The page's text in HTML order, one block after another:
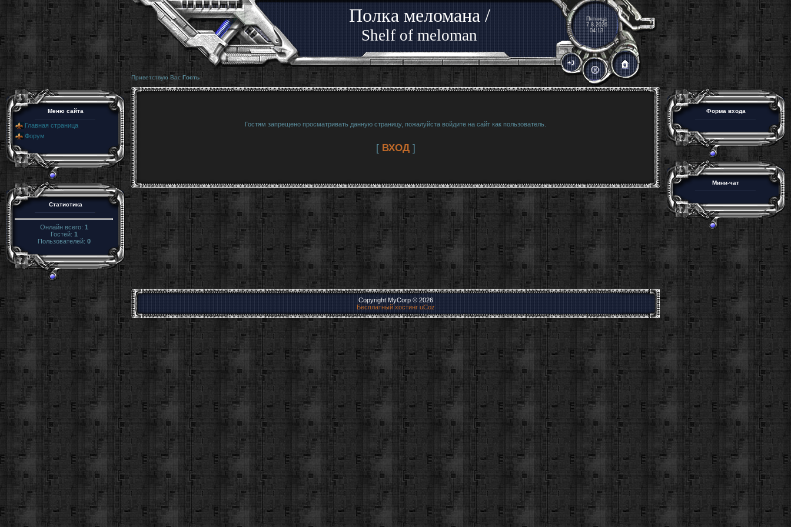
Полка меломана /
Shelf of meloman
Пятница
7.8.2026
04:13
Приветствую Вас Гость
Меню сайта
Главная страница
Форум
Статистика
Онлайн всего: 1
Гостей: 1
Пользователей: 0
Гостям запрещено просматривать данную страницу, пожалуйста войдите на сайт как пользователь.
[ ВХОД]
Форма входа
Мини-чат
Copyright MyCorp © 2026
Бесплатный хостинг uCoz